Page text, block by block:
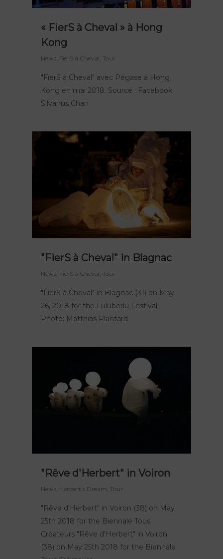
« FierS à Cheval » à Hong
Kong
News FierS à Cheval Tour
"FierS à Cheval" avec Pégase à Hong
Kong en mai 2018. Source : Facebook
Silvanus Chan
"FierS à Cheval" in Blagnac
News FierS à Cheval Tour
"FierS à Cheval" in Blagnac (31) on May
26, 2018 for the Luluberlu Festival
Photo: Matthias Plantard
"Rêve d'Herbert" in Voiron
News Herbert's Dream Tour
"Rêve d'Herbert" in Voiron (38) on May
25th 2018 for the Biennale Tous
Créateurs "Rêve d'Herbert" in Voiron
(38) on May 25th 2018 for the Biennale